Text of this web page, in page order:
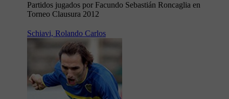
Partidos jugados por Facundo Sebastián Roncaglia en
Torneo Clausura 2012
Schiavi, Rolando Carlos